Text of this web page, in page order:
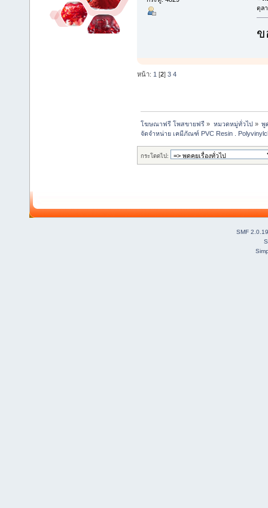
ตุล
ข
หน้า: 1 [2] 3 4
โฆษณาฟรี โพสขายฟรี » หมวดหมู่ทั่วไป» พู
จัดจำหน่าย เคมีภัณฑ์ PVC Resin .
กระโดดไป:
SMF 2.0.19